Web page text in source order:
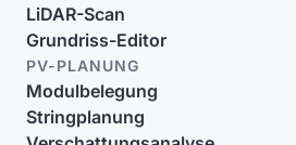
LiDAR-Scan
Grundriss-Editor
PV-PLANUNG
Modulbelegung
Stringplanung